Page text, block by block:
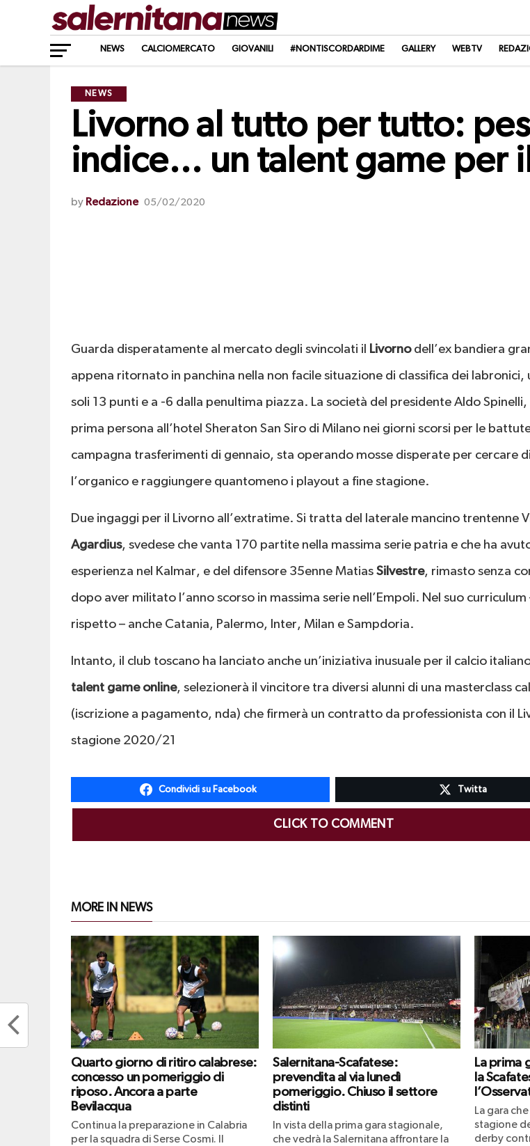
NEWS CALCIOMERCATO GIOVANILI #NONTISCORDARDIME GALLERY WEBTV
NEWS
Livorno al tutto per tutto:
indice… un talent game per
by Redazione 05/02/2020
Guarda disperatamente al mercato degli svincolati il Livornodell’ex bandiera
appena ritornato in panchina nella non facile situazione di classifica dei labronici,
soli 13 punti e a -6 dalla penultima piazza. La società del presidente Aldo
prima persona all’hotel Sheraton San Siro di Milano nei giorni scorsi per le
campagna trasferimenti di gennaio, sta operando mosse disperate per cercare
l’organico e raggiungere quantomeno i playout a fine stagione.
Due ingaggi per il Livorno all’extratime. Si tratta del laterale mancino trentenne
Agardius, svedese che vanta 170 partite nella massima serie patria e che ha
esperienza nel Kalmar, e del difensore 35enne Matias Silvestre, rimasto senza
dopo aver militato l’anno scorso in massima serie nell’Empoli. Nel suo
rispetto – anche Catania, Palermo, Inter, Milan e Sampdoria.
Intanto, il club toscano ha lanciato anche un’iniziativa inusuale per il calcio
talent game online, selezionerà il vincitore tra diversi alunni di una masterclass
(iscrizione a pagamento, nda) che firmerà un contratto da professionista con il
stagione 2020/21
Condividi su Facebook Twitta
CLICK TO COMMENT
MORE IN NEWS
Quarto giorno di ritiro calabrese:
concesso un pomeriggio di
riposo. Ancora a parte
Bevilacqua
Continua la preparazione in Calabria
per la squadra di Serse Cosmi. Il
Salernitana-Scafatese:
prevendita al via lunedì
pomeriggio. Chiuso il settore
distinti
In vista della prima gara stagionale,
che vedrà la Salernitana affrontare la
La prima
la
La gara
stagione
derby